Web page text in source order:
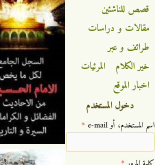
قصص للناشئين
مقالات و دراسات
طرائف و عبر
خير الكلام
المرئيات
اخبار الموقع
دخول المستخدم
‏اسم المستخدم، أو e-mail ‏ *